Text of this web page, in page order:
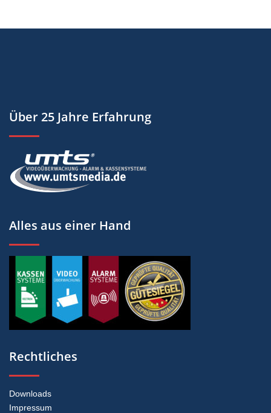
Über 25 Jahre Erfahrung
Alles aus einer Hand
Rechtliches
Downloads
Impressum